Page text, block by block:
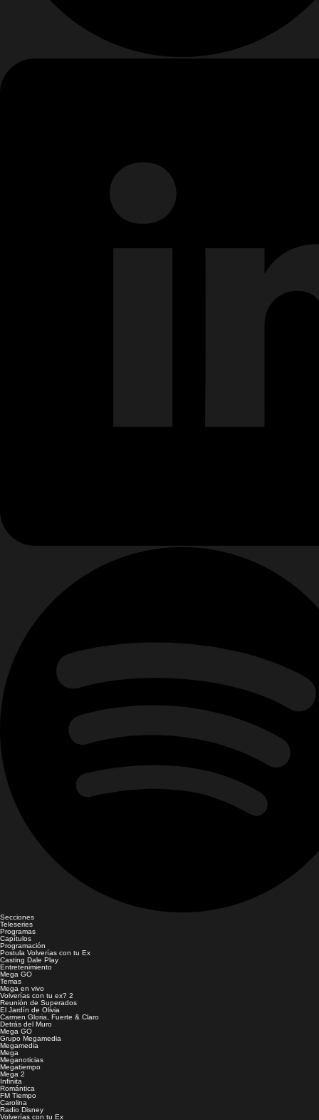
Secciones
Teleseries
Programas
Capítulos
Programación
Postula Volverías con tu Ex
Casting Dale Play
Entretenimiento
Mega GO
Temas
Mega en vivo
Volverías con tu ex? 2
Reunión de Superados
El Jardín de Olivia
Carmen Gloria, Fuerte & Claro
Detrás del Muro
Mega GO
Grupo Megamedia
Megamedia
Mega
Meganoticias
Megatiempo
Mega 2
Infinita
Romántica
FM Tiempo
Carolina
Radio Disney
Volverías con tu Ex